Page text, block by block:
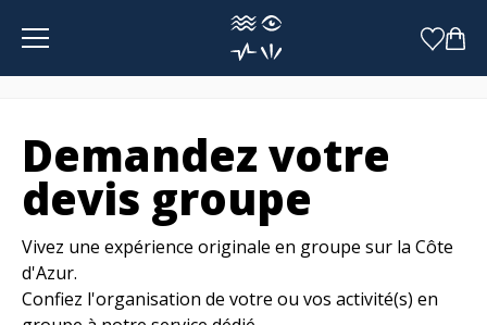
Panneau de gestion des cookies
Demandez votre
devis groupe
Vivez une expérience originale en groupe sur la Côte
d'Azur.
Confiez l'organisation de votre ou vos activité(s) en